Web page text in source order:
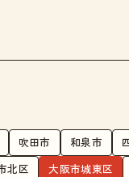
吹田市 和泉市
北区 大阪市城東区